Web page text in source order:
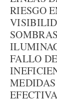
RIESGO
FALLO